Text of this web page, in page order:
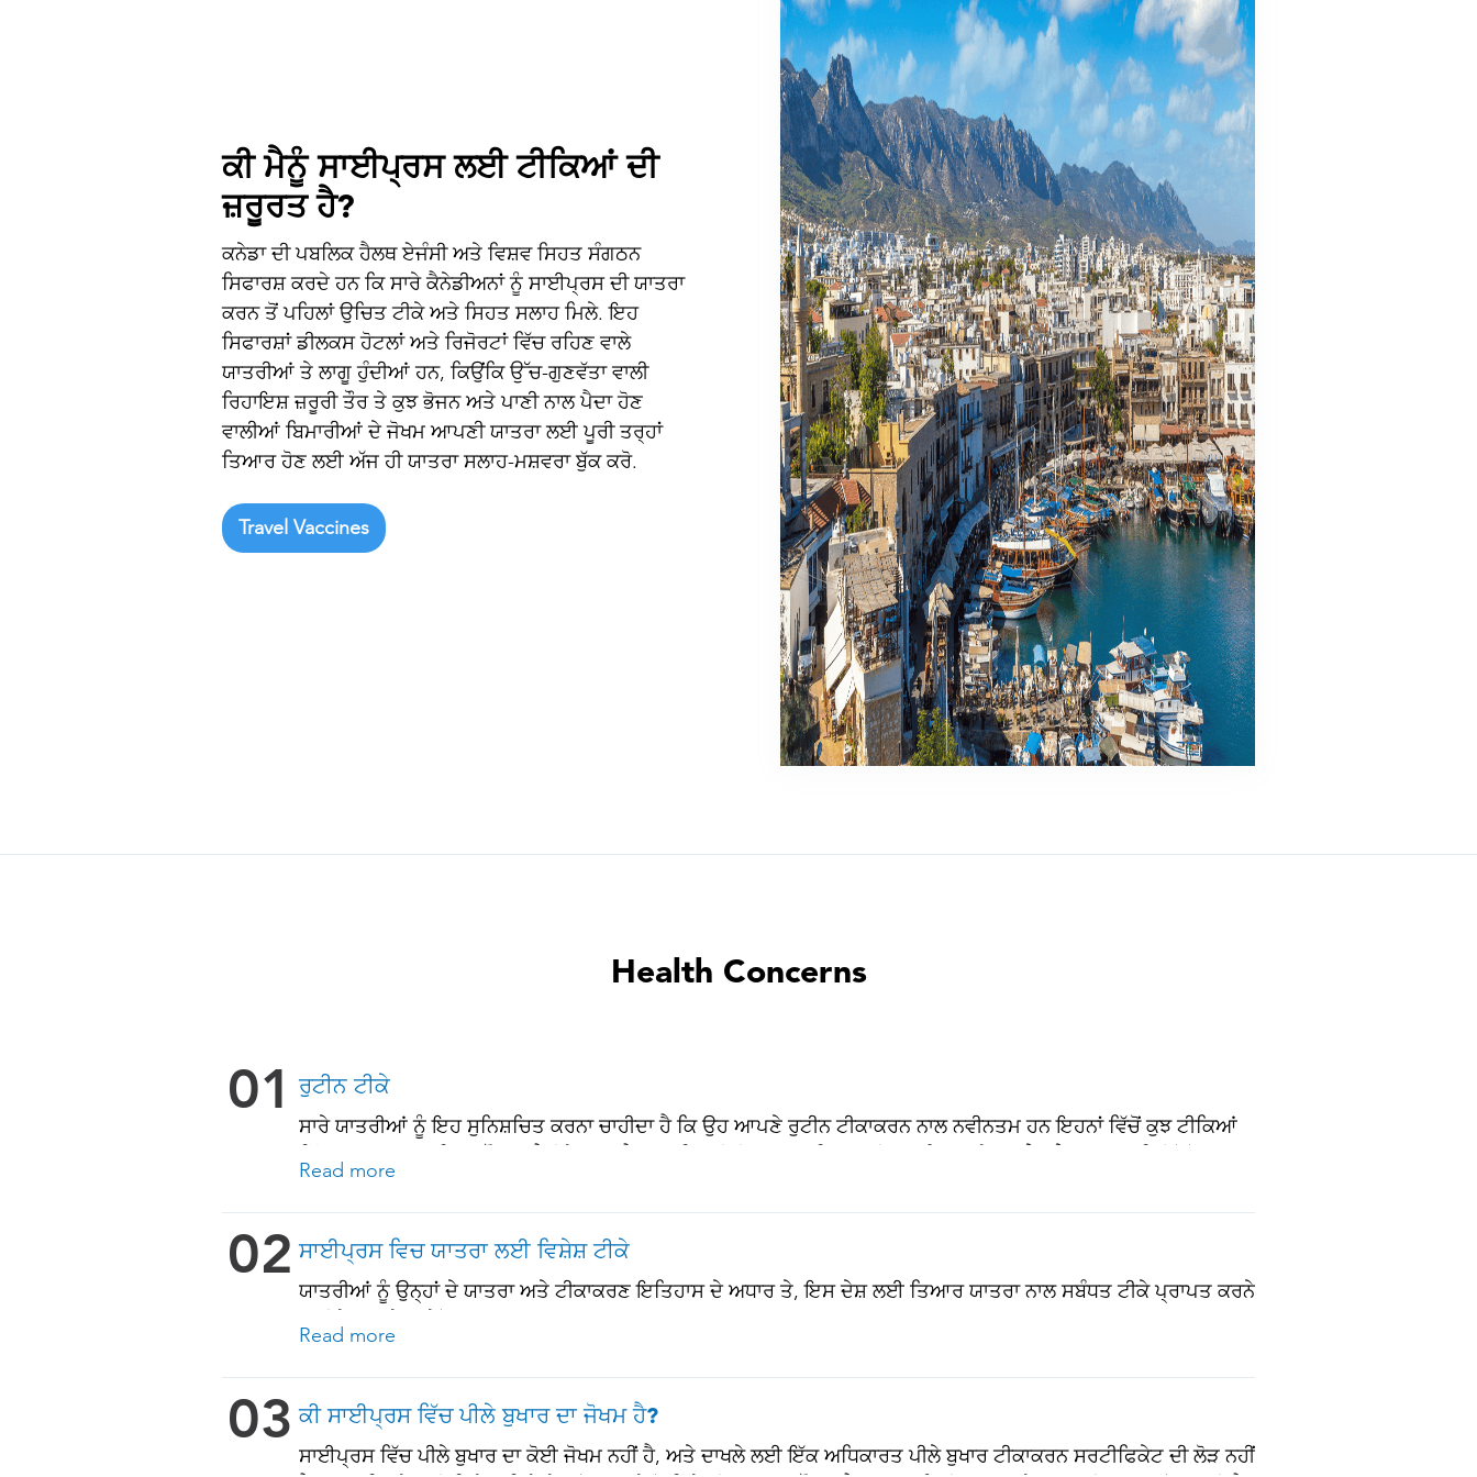
ਕੀ ਮੈਨੂੰ ਸਾਈਪ੍ਰਸ ਲਈ ਟੀਕਿਆਂ ਦੀ
ਜ਼ਰੂਰਤ ਹੈ?
ਕਨੇਡਾ ਦੀ ਪਬਲਿਕ ਹੈਲਥ ਏਜੰਸੀ ਅਤੇ ਵਿਸ਼ਵ ਸਿਹਤ ਸੰਗਠਨ
ਸਿਫਾਰਸ਼ ਕਰਦੇ ਹਨ ਕਿ ਸਾਰੇ ਕੈਨੇਡੀਅਨਾਂ ਨੂੰ ਸਾਈਪ੍ਰਸ ਦੀ ਯਾਤਰਾ
ਕਰਨ ਤੋਂ ਪਹਿਲਾਂ ਉਚਿਤ ਟੀਕੇ ਅਤੇ ਸਿਹਤ ਸਲਾਹ ਮਿਲੇ. ਇਹ
ਸਿਫਾਰਸ਼ਾਂ ਡੀਲਕਸ ਹੋਟਲਾਂ ਅਤੇ ਰਿਜੋਰਟਾਂ ਵਿੱਚ ਰਹਿਣ ਵਾਲੇ
ਯਾਤਰੀਆਂ ਤੇ ਲਾਗੂ ਹੁੰਦੀਆਂ ਹਨ, ਕਿਉਂਕਿ ਉੱਚ-ਗੁਣਵੱਤਾ ਵਾਲੀ
ਰਿਹਾਇਸ਼ ਜ਼ਰੂਰੀ ਤੌਰ ਤੇ ਕੁਝ ਭੋਜਨ ਅਤੇ ਪਾਣੀ ਨਾਲ ਪੈਦਾ ਹੋਣ
ਵਾਲੀਆਂ ਬਿਮਾਰੀਆਂ ਦੇ ਜੋਖਮ ਆਪਣੀ ਯਾਤਰਾ ਲਈ ਪੂਰੀ ਤਰ੍ਹਾਂ
ਤਿਆਰ ਹੋਣ ਲਈ ਅੱਜ ਹੀ ਯਾਤਰਾ ਸਲਾਹ-ਮਸ਼ਵਰਾ ਬੁੱਕ ਕਰੋ.
Travel Vaccines
Health Concerns
01 ਰੁਟੀਨ ਟੀਕੇ
ਸਾਰੇ ਯਾਤਰੀਆਂ ਨੂੰ ਇਹ ਸੁਨਿਸ਼ਚਿਤ ਕਰਨਾ ਚਾਹੀਦਾ ਹੈ ਕਿ ਉਹ ਆਪਣੇ ਰੁਟੀਨ ਟੀਕਾਕਰਨ ਨਾਲ ਨਵੀਨਤਮ ਹਨ ਇਹਨਾਂ ਵਿੱਚੋਂ ਕੁਝ ਟੀਕਿਆਂ
ਵਿੱਚ ਸ਼ਾਮਲ ਹਨ: • ਚਿਕਨਪੌਕਸ (ਵੈਰੀਸੇਲਾ) • ਟੈਟਨਸ-ਡਿਫਥੀਰੀਆ-ਪਰਟੂਸਿਸ • ਮੀਜ਼ਲ-ਮੰਪਸ-ਰੂਬੇਲਾ (ਐਮਐਮਆਰ) • ਨਿਊਮੋਕੋਕਲ
Read more
02 ਸਾਈਪ੍ਰਸ ਵਿਚ ਯਾਤਰਾ ਲਈ ਵਿਸ਼ੇਸ਼ ਟੀਕੇ
ਯਾਤਰੀਆਂ ਨੂੰ ਉਨ੍ਹਾਂ ਦੇ ਯਾਤਰਾ ਅਤੇ ਟੀਕਾਕਰਣ ਇਤਿਹਾਸ ਦੇ ਅਧਾਰ ਤੇ, ਇਸ ਦੇਸ਼ ਲਈ ਤਿਆਰ ਯਾਤਰਾ ਨਾਲ ਸਬੰਧਤ ਟੀਕੇ ਪ੍ਰਾਪਤ ਕਰਨੇ
ਚਾਹੀਦੇ ਹਨ. ਹੇਠਾਂ ਦੇਖੋ!
Read more
03 ਕੀ ਸਾਈਪ੍ਰਸ ਵਿੱਚ ਪੀਲੇ ਬੁਖਾਰ ਦਾ ਜੋਖਮ ਹੈ?
ਸਾਈਪ੍ਰਸ ਵਿੱਚ ਪੀਲੇ ਬੁਖਾਰ ਦਾ ਕੋਈ ਜੋਖਮ ਨਹੀਂ ਹੈ, ਅਤੇ ਦਾਖਲੇ ਲਈ ਇੱਕ ਅਧਿਕਾਰਤ ਪੀਲੇ ਬੁਖਾਰ ਟੀਕਾਕਰਨ ਸਰਟੀਫਿਕੇਟ ਦੀ ਲੋੜ ਨਹੀਂ